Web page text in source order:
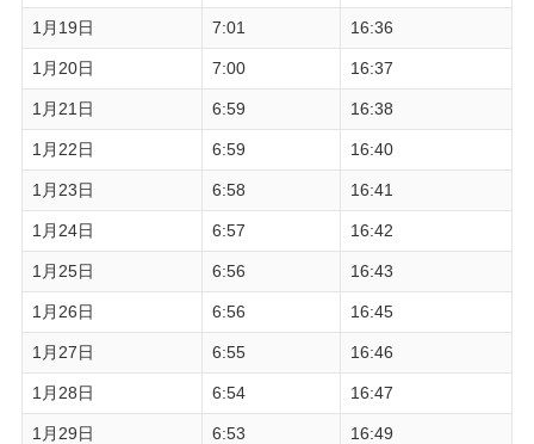
1月19日 7:01 16:36
1月20日 7:00 16:37
1月21日 6:59 16:38
1月22日 6:59 16:40
1月23日 6:58 16:41
1月24日 6:57 16:42
1月25日 6:56 16:43
1月26日 6:56 16:45
1月27日 6:55 16:46
1月28日 6:54 16:47
1月29日 6:53 16:49